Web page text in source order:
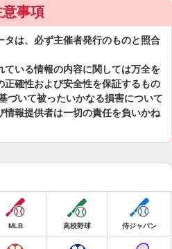
意事項
は、必ず主催者発行のものと照合
いる情報の内容に関しては万全を
確性および安全性を保証するもの
づいて被ったいかなる損害について
情報提供者は一切の責任を負いかね
MLB 高校野球 侍ジャパン